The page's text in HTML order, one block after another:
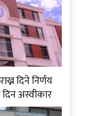
दिने निर्णय
अस्वीकार